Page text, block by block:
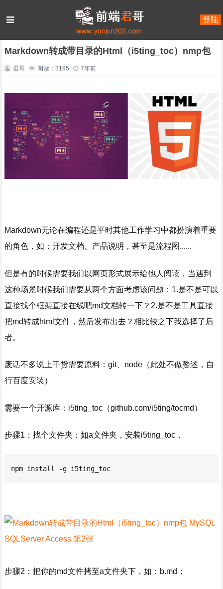
登陆
nood.js 正文
Markdown转成带目录的Html（i5ting_toc）nmp包
君哥 阅读：3195 7年前
Markdown无论在编程还是平时其他工作学习中都扮演着重要
的角色，如：开发文档、产品说明，甚至是流程图......
但是有的时候需要我们以网页形式展示给他人阅读，当遇到
这种场景时候我们需要从两个方面考虑该问题：1.是不是可以
直接找个框架直接在线吧md文档转一下？2.是不是工具直接
把md转成html文件，然后发布出去？相比较之下我选择了后
者。
废话不多说上干货需要原料：git、node（此处不做赘述，自
行百度安装）
需要一个开源库：i5ting_toc（github.com/i5ting/tocmd ）
步骤1：找个文件夹：如a文件夹，安装i5ting_toc，
npm install -g i5ting_toc
步骤2：把你的md文件拷至a文件夹下，如：b.md；